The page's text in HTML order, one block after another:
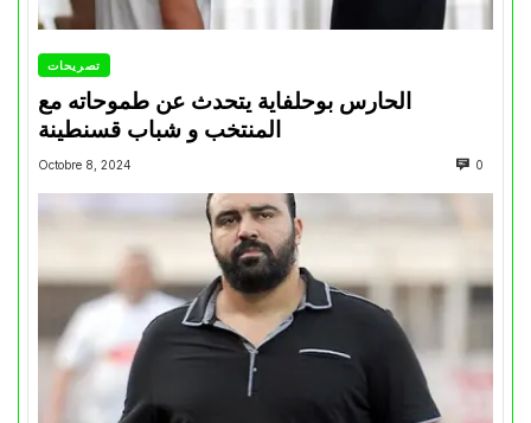
تصريحات
الحارس بوحلفاية يتحدث عن طموحاته مع
المنتخب و شباب قسنطينة
Octobre 8, 2024 0